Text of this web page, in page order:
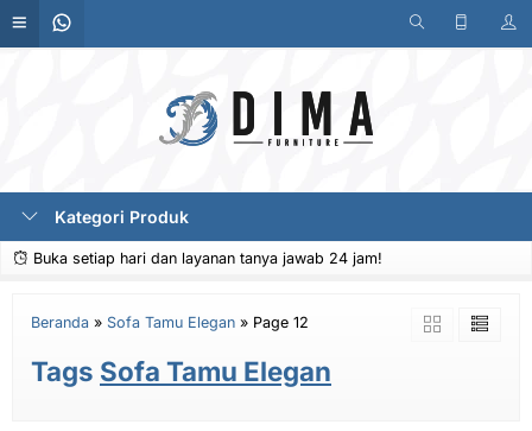
Kategori Produk
Buka setiap hari dan layanan tanya jawab 24 jam!
Beranda » Sofa Tamu Elegan » Page 12
Tags Sofa Tamu Elegan